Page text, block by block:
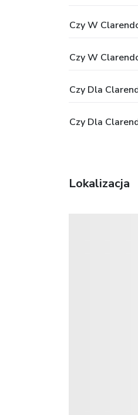
Czy W
Czy W
Czy Dla
Czy Dla
Lokalizacja